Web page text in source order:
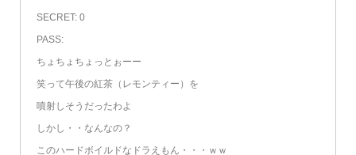
SECRET: 0
PASS:
ちょちょちょっとぉーー
笑って午後の紅茶（レモンティー）を
噴射しそうだったわよ
しかし・・なんなの？
このハードボイルドなドラえもん・・・ｗｗ